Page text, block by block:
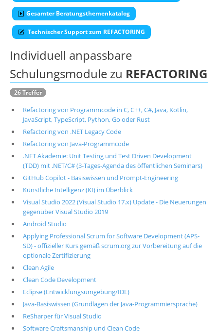
Suche
Gesamter Beratungsthemenkatalog
Technischer Support zum REFACTORING
Individuell anpassbare
Schulungsmodule zu REFACTORING
26 Treffer
Refactoring von Programmcode in C, C++, C#, Java, Kotlin,
JavaScript, TypeScript, Python, Go oder Rust
Refactoring von .NET Legacy Code
Refactoring von Java-Programmcode
.NET Akademie: Unit Testing und Test Driven Development
(TDD) mit .NET/C# (3-Tages-Agenda des öffentlichen Seminars)
GitHub Copilot - Basiswissen und Prompt-Engineering
Künstliche Intelligenz (KI) im Überblick
Visual Studio 2022 (Visual Studio 17.x) Update - Die Neuerungen
gegenüber Visual Studio 2019
Android Studio
Applying Professional Scrum for Software Development (APS-
SD) - offizieller Kurs gemäß scrum.org zur Vorbereitung auf die
optionale Zertifizierung
Clean Agile
Clean Code Development
Eclipse (Entwicklungsumgebung/IDE)
Java-Basiswissen (Grundlagen der Java-Programmiersprache)
ReSharper für Visual Studio
Software Craftsmanship und Clean Code